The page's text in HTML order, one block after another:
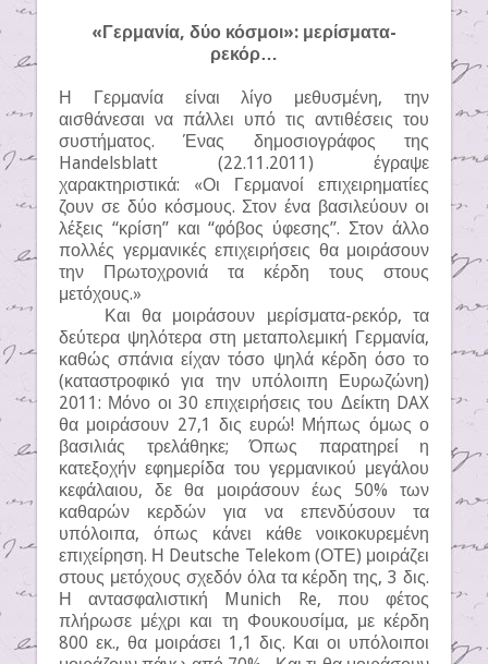
«Γερμανία, δύο κόσμοι»: μερίσματα-
ρεκόρ…
Η Γερμανία είναι λίγο μεθυσμένη, την
αισθάνεσαι να πάλλει υπό τις αντιθέσεις του
συστήματος. Ένας δημοσιογράφος της
Handelsblatt (22.11.2011) έγραψε
χαρακτηριστικά: «Οι Γερμανοί επιχειρηματίες
ζουν σε δύο κόσμους. Στον ένα βασιλεύουν οι
λέξεις “κρίση” και “φόβος ύφεσης”. Στον άλλο
πολλές γερμανικές επιχειρήσεις θα μοιράσουν
την Πρωτοχρονιά τα κέρδη τους στους
μετόχους.»
Και θα μοιράσουν μερίσματα-ρεκόρ, τα
δεύτερα ψηλότερα στη μεταπολεμική Γερμανία,
καθώς σπάνια είχαν τόσο ψηλά κέρδη όσο το
(καταστροφικό για την υπόλοιπη Ευρωζώνη)
2011: Μόνο οι 30 επιχειρήσεις του Δείκτη DAX
θα μοιράσουν 27,1 δις ευρώ! Μήπως όμως ο
βασιλιάς τρελάθηκε; Όπως παρατηρεί η
κατεξοχήν εφημερίδα του γερμανικού μεγάλου
κεφάλαιου, δε θα μοιράσουν έως 50% των
καθαρών κερδών για να επενδύσουν τα
υπόλοιπα, όπως κάνει κάθε νοικοκυρεμένη
επιχείρηση. Η Deutsche Telekom (ΟΤΕ) μοιράζει
στους μετόχους σχεδόν όλα τα κέρδη της, 3 δις.
Η αντασφαλιστική Munich Re, που φέτος
πλήρωσε μέχρι και τη Φουκουσίμα, με κέρδη
800 εκ., θα μοιράσει 1,1 δις. Και οι υπόλοιποι